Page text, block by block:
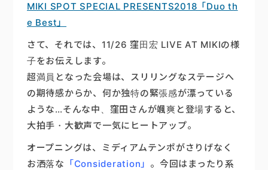
MIKI SPOT SPECIAL PRESENTS2018「Duo th
e Best」
さて、それでは、11/26 窪田宏 LIVE AT MIKIの様
子をお伝えします。
超満員となった会場は、スリリングなステージへ
の期待感からか、何か独特の緊張感が漂っている
ような…そんな中、窪田さんが颯爽と登場すると、
大拍手・大歓声で一気にヒートアップ。
オープニングは、ミディアムテンポがさりげなく
お洒落な 「Consideration」 。今回はまったり系